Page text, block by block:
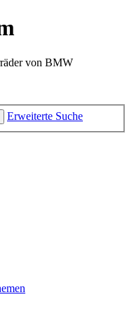
von BMW
Erweiterte Suche